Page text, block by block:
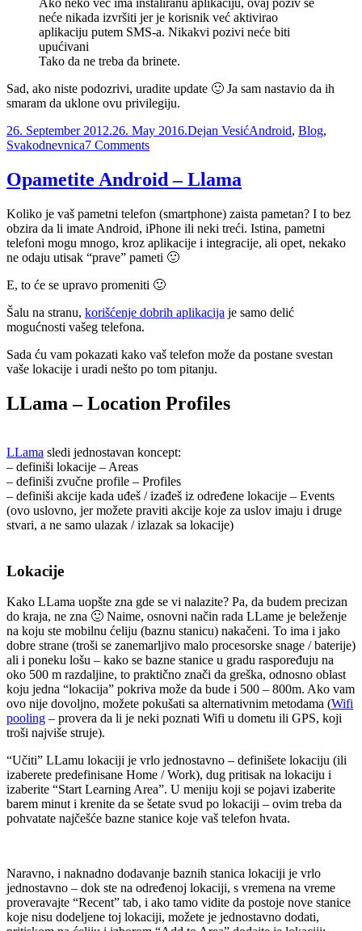
Ako neko već ima instaliranu aplikaciju, ovaj poziv se
neće nikada izvršiti jer je korisnik već aktivirao
aplikaciju putem SMS-a. Nikakvi pozivi neće biti
upućivani
Tako da ne treba da brinete.
Sad, ako niste podozrivi, uradite update 🙂 Ja sam nastavio da ih
smaram da uklone ovu privilegiju.
Posted
on
26. September 2012.26. May 2016.Author
Dejan VesićCategories
Android, Blog,
Svakodnevnica7 Commentson
android
aplikacija
pažljivo
sa
korišćenjem
Opametite Android – Llama
Koliko je vaš pametni telefon (smartphone) zaista pametan? I to bez
obzira da li imate Android, iPhone ili neki treći. Istina, pametni
telefoni mogu mnogo, kroz aplikacije i integracije, ali opet, nekako
ne odaju utisak “prave” pameti 🙂
E, to će se upravo promeniti 🙂
Šalu na stranu, korišćenje dobrih aplikacija je samo delić
mogućnosti vašeg telefona.
Sada ću vam pokazati kako vaš telefon može da postane svestan
vaše lokacije i uradi nešto po tom pitanju.
LLama – Location Profiles
LLama sledi jednostavan koncept:
– definiši lokacije – Areas
– definiši zvučne profile – Profiles
– definiši akcije kada uđeš / izađeš iz određene lokacije – Events
(ovo uslovno, jer možete praviti akcije koje za uslov imaju i druge
stvari, a ne samo ulazak / izlazak sa lokacije)
Lokacije
Kako LLama uopšte zna gde se vi nalazite? Pa, da budem precizan
do kraja, ne zna 🙂 Naime, osnovni način rada LLame je beleženje
na koju ste mobilnu ćeliju (baznu stanicu) nakačeni. To ima i jako
dobre strane (troši se zanemarljivo malo procesorske snage / baterije)
ali i poneku lošu – kako se bazne stanice u gradu raspoređuju na
oko 500 m razdaljine, to praktično znači da greška, odnosno oblast
koju jedna “lokacija” pokriva može da bude i 500 – 800m. Ako vam
ovo nije dovoljno, možete pokušati sa alternativnim metodama (Wifi
pooling – provera da li je neki poznati Wifi u dometu ili GPS, koji
troši najviše struje).
“Učiti” LLamu lokaciji je vrlo jednostavno – definišete lokaciju (ili
izaberete predefinisane Home / Work), dug pritisak na lokaciju i
izaberite “Start Learning Area”. U meniju koji se pojavi izaberite
barem minut i krenite da se šetate svud po lokaciji – ovim treba da
pohvatate najčešće bazne stanice koje vaš telefon hvata.
Naravno, i naknadno dodavanje baznih stanica lokaciji je vrlo
jednostavno – dok ste na određenoj lokaciji, s vremena na vreme
proveravajte “Recent” tab, i ako tamo vidite da postoje nove stanice
koje nisu dodeljene toj lokaciji, možete je jednostavno dodati,